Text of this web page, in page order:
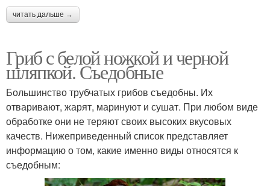
читать дальше →
Гриб с белой ножкой и черной
шляпкой. Съедобные
Большинство трубчатых грибов съедобны. Их
отваривают, жарят, маринуют и сушат. При любом виде
обработке они не теряют своих высоких вкусовых
качеств. Нижеприведенный список представляет
информацию о том, какие именно виды относятся к
съедобным: